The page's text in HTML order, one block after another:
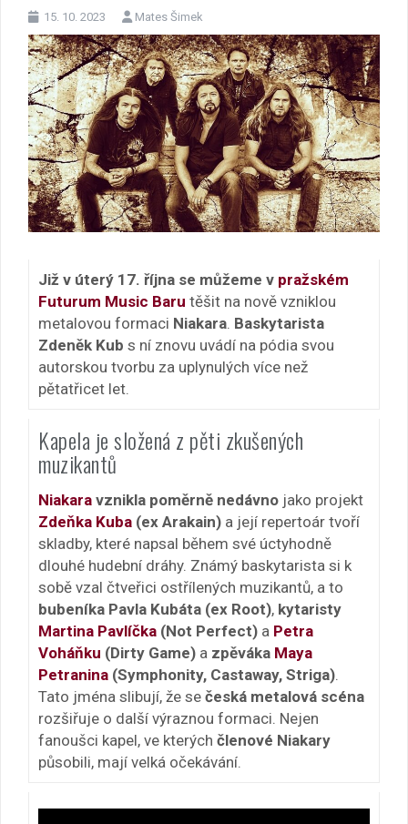
15. 10. 2023 Mates Šimek
Již v úterý 17. října se můžeme v pražském
Futurum Music Baru těšit na nově vzniklou
metalovou formaci Niakara Baskytarista
Zdeněk Kub s ní znovu uvádí na pódia svou
autorskou tvorbu za uplynulých více než
pětatřicet let.
Kapela je složená z pěti zkušených
muzikantů
Niakara vznikla poměrně nedávno jako projekt
Zdeňka Kuba (ex Arakain) a její repertoár tvoří
skladby, které napsal během své úctyhodně
dlouhé hudební dráhy. Známý baskytarista si k
sobě vzal čtveřici ostřílených muzikantů, a to
bubeníka Pavla Kubáta (ex Root), kytaristy
Martina Pavlíčka (Not Perfect) a Petra
Voháňku (Dirty Game) a zpěváka Maya
Petranina (Symphonity, Castaway, Striga)
Tato jména slibují, že se česká metalová scéna
rozšiřuje o další výraznou formaci. Nejen
fanoušci kapel, ve kterých členové Niakary
působili, mají velká očekávání.